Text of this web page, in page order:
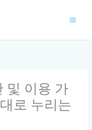
및 이용 가
로 누리는